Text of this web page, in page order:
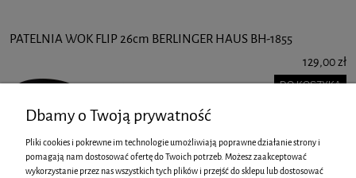
PATELNIA WOK FLIP 26cm BERLINGER HAUS BH-1855
129,00 zł
DO KOSZYKA
Dbamy o Twoją prywatność
Pliki cookies i pokrewne im technologie umożliwiają poprawne działanie strony i
pomagają nam dostosować ofertę do Twoich potrzeb. Możesz zaakceptować
wykorzystanie przez nas wszystkich tych plików i przejść do sklepu lub dostosować